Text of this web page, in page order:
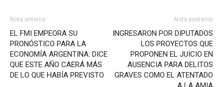
Nota anterior
EL FMI EMPEORA SU
PRONÓSTICO PARA LA
ECONOMÍA ARGENTINA: DICE
QUE ESTE AÑO CAERÁ MÁS
DE LO QUE HABÍA PREVISTO
Nota posterior
INGRESARON POR DIPUTADOS
LOS PROYECTOS QUE
PROPONEN EL JUICIO EN
AUSENCIA PARA DELITOS
GRAVES COMO EL ATENTADO